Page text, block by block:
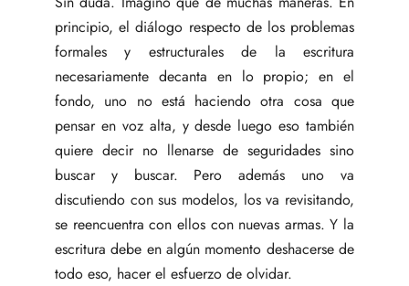
principio, el diálogo respecto de los problemas
formales y estructurales de la escritura
necesariamente decanta en lo propio; en el
fondo, uno no está haciendo otra cosa que
pensar en voz alta, y desde luego eso también
quiere decir no llenarse de seguridades sino
buscar y buscar. Pero además uno va
discutiendo con sus modelos, los va revisitando,
se reencuentra con ellos con nuevas armas. Y la
escritura debe en algún momento deshacerse de
todo eso, hacer el esfuerzo de olvidar.